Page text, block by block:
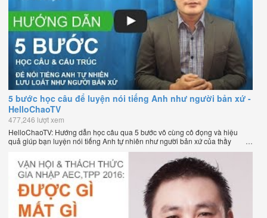
5 bước học câu để luyện nói tiếng Anh như người bản xứ -
HelloChaoTV
477,246 lượt xem
HelloChaoTV: Hướng dẫn học câu qua 5 bước vô cùng cô đọng và hiệu
quả giúp bạn luyện nói tiếng Anh tự nhiên như người bản xứ của thầy
Phạm Việt Thắng, đồng sáng lập HelloChao.vn - Chương trình dạy tiếng
Anh trực tuyến chặt chẽ nhất thế giới.